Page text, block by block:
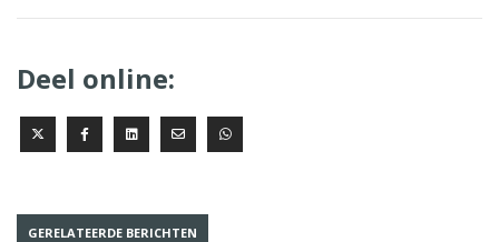
Deel online:
GERELATEERDE BERICHTEN